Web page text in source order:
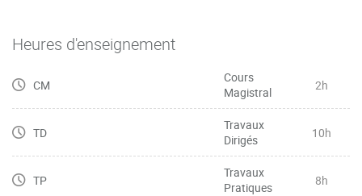
Heures d'enseignement
CM
Cours
Magistral
2h
TD
Travaux
Dirigés
10h
TP
Travaux
Pratiques
8h